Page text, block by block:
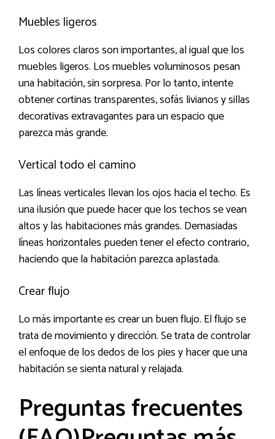
Muebles ligeros
Los colores claros son importantes, al igual que los
muebles ligeros. Los muebles voluminosos pesan
una habitación, sin sorpresa. Por lo tanto, intente
obtener cortinas transparentes, sofás livianos y sillas
decorativas extravagantes para un espacio que
parezca más grande.
Vertical todo el camino
Las líneas verticales llevan los ojos hacia el techo. Es
una ilusión que puede hacer que los techos se vean
altos y las habitaciones más grandes. Demasiadas
líneas horizontales pueden tener el efecto contrario,
haciendo que la habitación parezca aplastada.
Crear flujo
Lo más importante es crear un buen flujo. El flujo se
trata de movimiento y dirección. Se trata de controlar
el enfoque de los dedos de los pies y hacer que una
habitación se sienta natural y relajada.
Preguntas frecuentes